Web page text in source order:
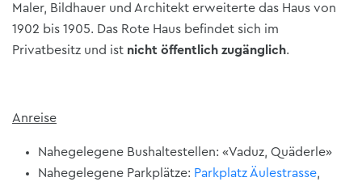
Maler, Bildhauer und Architekt erweiterte das Haus von
1902 bis 1905. Das Rote Haus befindet sich im
Privatbesitz und ist nicht öffentlich zugänglich.
Anreise
Nahegelegene Bushaltestellen: «Vaduz, Quäderle»
Nahegelegene Parkplätze: Parkplatz Äulestrasse,